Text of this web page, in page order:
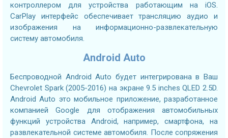
контроллером для устройства работающим на iOS.
CarPlay интерфейс обеспечивает трансляцию аудио и
изображения на информационно-развлекательную
систему автомобиля.
Android Auto
Беспроводной Android Auto будет интегрирована в Ваш
Chevrolet Spark (2005-2016) на экране 9.5 inches QLED 2.5D.
Android Auto это мобильное приложение, разработанное
компанией Google для отображения автомобильных
функций устройства Android, например, смартфона, на
развлекательной системе автомобиля. После сопряжения